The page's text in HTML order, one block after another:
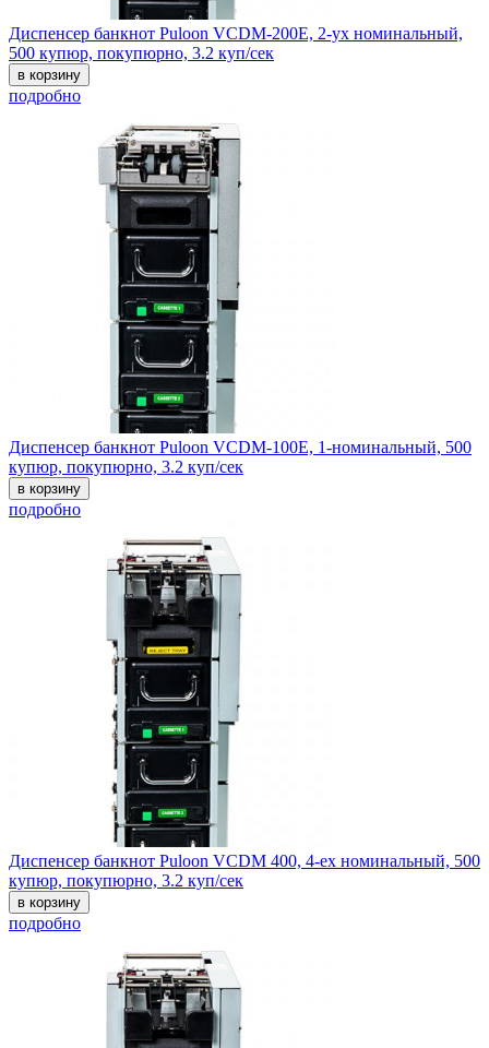
Диспенсер банкнот Puloon VCDM-200E, 2-ух номинальный,
500 купюр, покупюрно, 3.2 куп/сек
в корзину
подробно
Диспенсер банкнот Puloon VCDM-100E, 1-номинальный, 500
купюр, покупюрно, 3.2 куп/сек
в корзину
подробно
Диспенсер банкнот Puloon VCDM 400, 4-ех номинальный, 500
купюр, покупюрно, 3.2 куп/сек
в корзину
подробно